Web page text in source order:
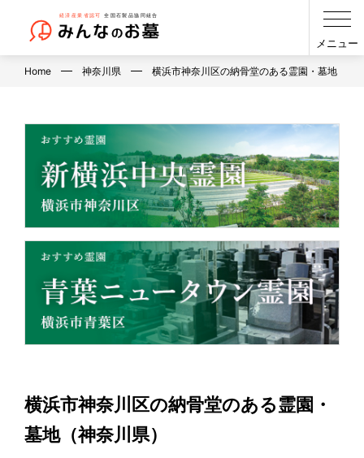
メニュー
Home 神奈川県 横浜市神奈川区の納骨堂のある霊園・墓地（神
横浜市神奈川区の納骨堂のある霊園・
墓地（神奈川県）